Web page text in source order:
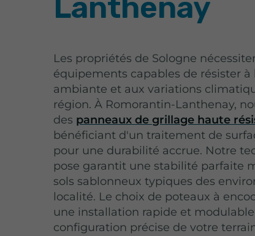
Lanthenay
Les propriétés de Sologne
équipements capables de résister
ambiante et aux variations
région. À Romorantin-Lanthenay,
des panneaux de grillage haute
bénéficiant d'un traitement de
pour une durabilité accrue. Notre
pose garantit une stabilité parfaite
sols sablonneux typiques des
localité. Le choix de poteaux à
une installation rapide et
configuration précise de votre